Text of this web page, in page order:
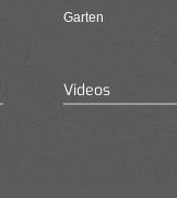
Garten
Videos